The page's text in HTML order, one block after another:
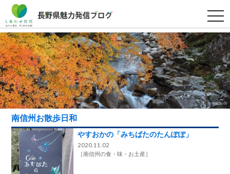
t
o
g
g
l
e
n
a
v
i
g
a
t
n
南信州お散歩日和
やすおかの「みちばたのたんぽぽ」
2020.11.02
［南信州の食・味・お土産］